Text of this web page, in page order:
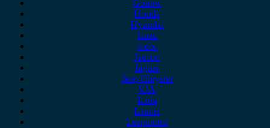
Gonow
Honda
Hyundai
Isuzu
iveco
Jaecoo
Jaguar
Jeep Chrysler
KIA
Lada
Lancia
Leapmotor